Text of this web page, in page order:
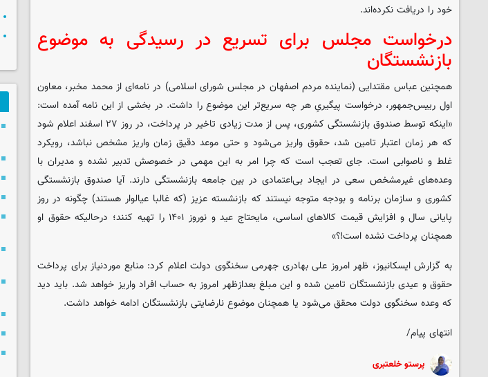
خود را دریافت نکرده‌اند.
درخواست مجلس برای تسریع در رسیدگی به موضوع
بازنشستگان
همچنین عباس مقتدایی (نماینده مردم اصفهان در مجلس شورای اسلامی) در نامه‌ای از محمد مخبر، معاون
اول رییس‌جمهور، درخواست پیگیریِ هر چه سریع‌تر این موضوع را داشت. در بخشی از این نامه آمده است:
«اینکه توسط صندوق بازنشستگی کشوری، پس از مدت زیادی تاخیر در پرداخت، در روز ۲۷ اسفند اعلام شود
که هر زمان اعتبار تامین شد، حقوق واریز می‌شود و حتی موعد دقیق زمان واریز مشخص نباشد، رویکرد
غلط و ناصوابی است. جای تعجب است که چرا امر به این مهمی در خصوصش تدبیر نشده و مدیران با
وعده‌های غیرمشخص سعی در ایجاد بی‌اعتمادی در بین جامعه بازنشستگی دارند. آیا صندوق بازنشستگی
کشوری و سازمان برنامه و بودجه متوجه نیستند که بازنشسته عزیز (که غالبا عیالوار هستند) چگونه در روز
پایانی سال و افزایش قیمت کالاهای اساسی، مایحتاج عید و نوروز ۱۴۰۱ را تهیه کنند؛ درحالیکه حقوق او
همچنان پرداخت نشده است!؟»
به گزارش ایسکانیوز، ظهر امروز علی بهادری جهرمی سخنگوی دولت اعلام کرد: منابع موردنیاز برای پرداخت
حقوق و عیدی بازنشستگان تامین شده و این مبلغ بعدازظهر امروز به حساب افراد واریز خواهد شد. باید دید
که وعده سخنگوی دولت محقق می‌شود یا همچنان موضوع نارضایتی بازنشستگان ادامه خواهد داشت.
انتهای پیام/
پرستو خلعتبری